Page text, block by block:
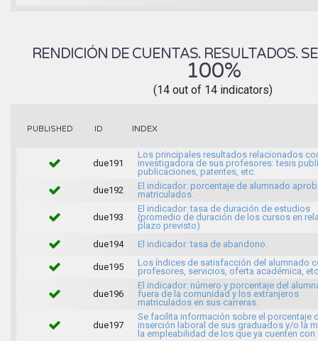
RENDICIÓN DE CUENTAS. RESULTADOS.
100%
(14 out of 14 indicators)
PUBLISHED ID INDEX
due191
Los principales resultados relacionados
investigadora de sus profesores: tesis
publicaciones, patentes, etc.
due192
El indicador: porcentaje de alumnado
matriculados.
due193
El indicador: tasa de duración de estudios
(promedio de duración de los cursos en
plazo previsto)
due194
El indicador: tasa de abandono.
due195
Los índices de satisfacción del alumnado
profesores, servicios, oferta académica,
due196
El indicador: número y porcentaje del
fuera de la comunidad y los extranjeros
matriculados en sus carreras.
due197
Se facilita información sobre el porcentaje
inserción laboral de sus graduados y/o la
la empleabilidad de los que ya cuenten con